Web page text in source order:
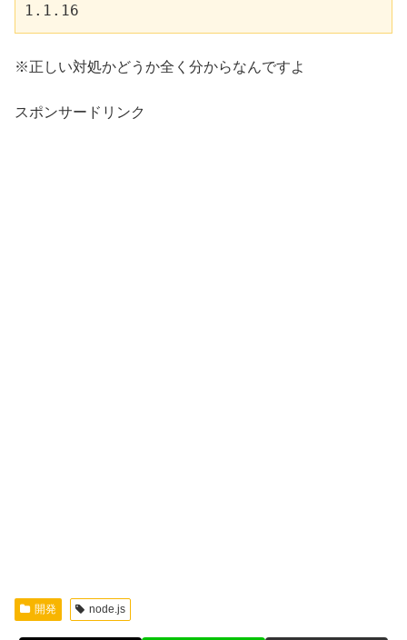
1.1.16
※正しい対処かどうか全く分からなんですよ
スポンサードリンク
開発 node.js